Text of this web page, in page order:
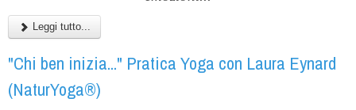
Leggi tutto...
"Chi ben inizia..." Pratica Yoga con Laura Eynard
(NaturYoga®)